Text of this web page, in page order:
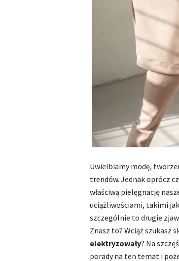
Uwielbiamy modę,
trendów. Jednak oprócz
właściwą pielęgnację
uciążliwościami, takimi
szczególnie to drugie
Znasz to? Wciąż szukasz
elektryzowały? Na
porady na ten temat i